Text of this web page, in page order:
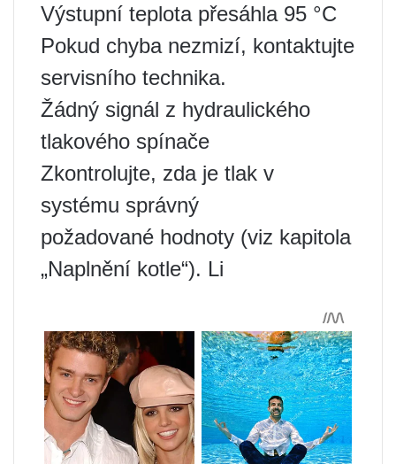
Výstupní teplota přesáhla 95 °C
Pokud chyba nezmizí, kontaktujte
servisního technika.
Žádný signál z hydraulického
tlakového spínače
Zkontrolujte, zda je tlak v
systému správný
požadované hodnoty (viz kapitola
„Naplnění kotle“). Li